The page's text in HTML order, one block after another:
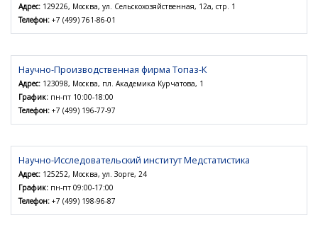
Адрес: 129226, Москва, ул. Сельскохозяйственная, 12а, стр. 1
Телефон: +7 (499) 761-86-01
Научно-Производственная фирма Топаз-К
Адрес: 123098, Москва, пл. Академика Курчатова, 1
График: пн-пт 10:00-18:00
Телефон: +7 (499) 196-77-97
Научно-Исследовательский институт Медстатистика
Адрес: 125252, Москва, ул. Зорге, 24
График: пн-пт 09:00-17:00
Телефон: +7 (499) 198-96-87